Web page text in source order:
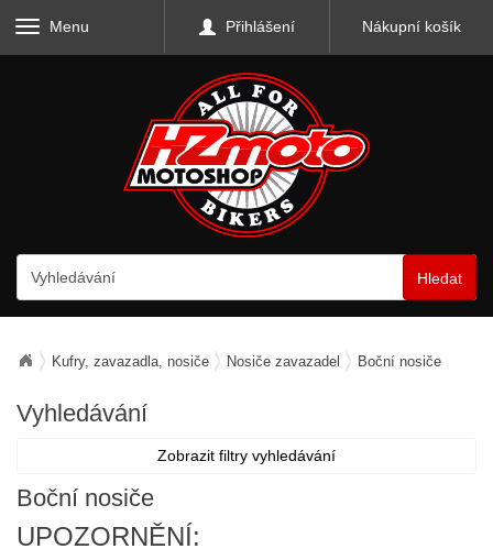
Menu Přihlášení Nákupní košík
Hledat
Kufry, zavazadla, nosiče Nosiče zavazadel Boční nosiče
Vyhledávání
Zobrazit filtry vyhledávání
Boční nosiče
UPOZORNĚNÍ: